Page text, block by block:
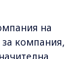
на
компания,